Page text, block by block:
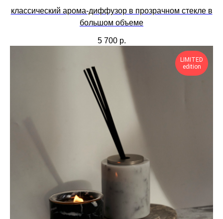
классический арома-диффузор в прозрачном стекле в
большом объеме
5 700 р.
LIMITED
edition